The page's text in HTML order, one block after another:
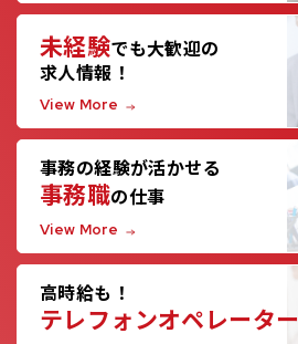
未経験でも大歓迎の
求人情報！
View More
事務の経験が活かせる
事務職の仕事
View More
高時給も！
テレフォンオペレーター